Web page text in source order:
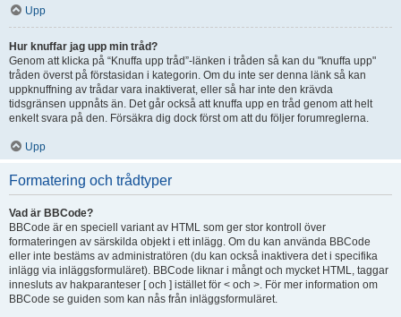
Upp
Hur knuffar jag upp min tråd?
Genom att klicka på “Knuffa upp tråd”-länken i tråden så kan du "knuffa upp"
tråden överst på förstasidan i kategorin. Om du inte ser denna länk så kan
uppknuffning av trådar vara inaktiverat, eller så har inte den krävda
tidsgränsen uppnåts än. Det går också att knuffa upp en tråd genom att helt
enkelt svara på den. Försäkra dig dock först om att du följer forumreglerna.
Upp
Formatering och trådtyper
Vad är BBCode?
BBCode är en speciell variant av HTML som ger stor kontroll över
formateringen av särskilda objekt i ett inlägg. Om du kan använda BBCode
eller inte bestäms av administratören (du kan också inaktivera det i specifika
inlägg via inläggsformuläret). BBCode liknar i mångt och mycket HTML, taggar
innesluts av hakparanteser [ och ] istället för < och >. För mer information om
BBCode se guiden som kan nås från inläggsformuläret.